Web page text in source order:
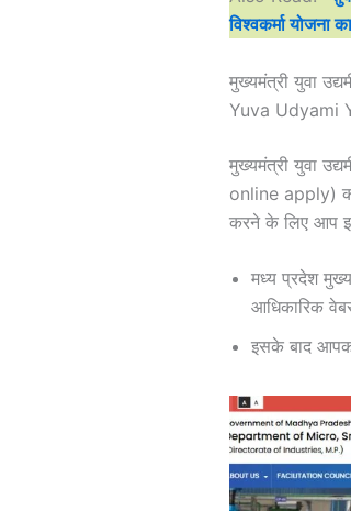
विश्वकर्मा योजना
मुख्यमंत्री युवा
Yuva Udyami
मुख्यमंत्री युवा
online apply)
करने के लिए आप
मध्य प्रदेश
आधिकारिक
इसके बाद